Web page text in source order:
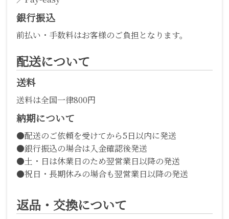
銀行振込
前払い・手数料はお客様のご負担となります。
配送について
送料
送料は全国一律800円
納期について
●配送のご依頼を受けてから5日以内に発送
●銀行振込の場合は入金確認後発送
●土・日は休業日のため翌営業日以降の発送
●祝日・長期休みの場合も翌営業日以降の発送
返品・交換について